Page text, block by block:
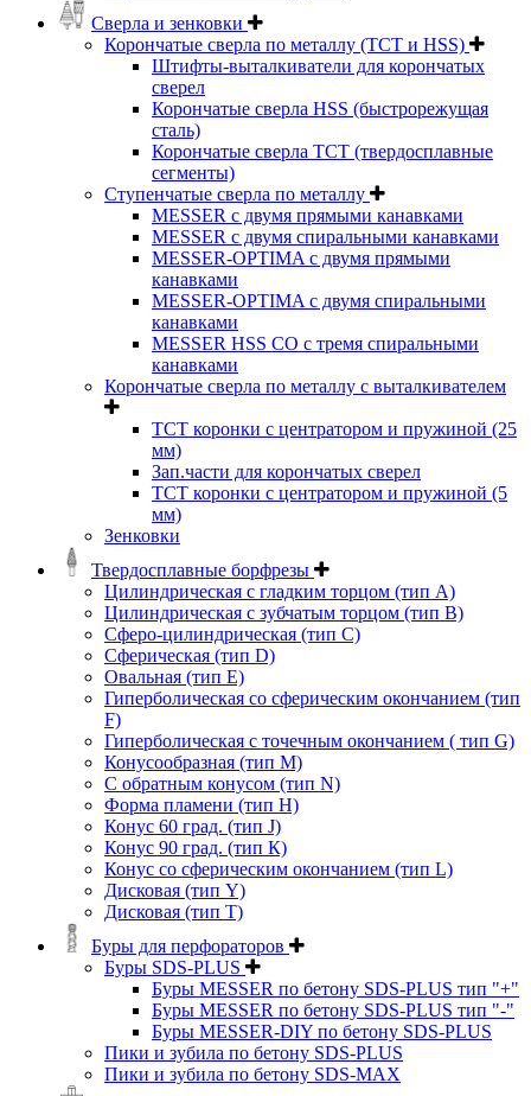
Сверла и зенковки
Корончатые сверла по металлу (TCT и HSS)
Штифты-выталкиватели для корончатых
сверел
Корончатые сверла HSS (быстрорежущая
сталь)
Корончатые сверла TCT (твердосплавные
сегменты)
Ступенчатые сверла по металлу
MESSER с двумя прямыми канавками
MESSER с двумя спиральными канавками
MESSER-OPTIMA с двумя прямыми
канавками
MESSER-OPTIMA с двумя спиральными
канавками
MESSER HSS CО с тремя спиральными
канавками
Корончатые сверла по металлу c выталкивателем
ТСТ коронки с центратором и пружиной (25
мм)
Зап.части для корончатых сверел
ТСТ коронки с центратором и пружиной (5
мм)
Зенковки
Твердосплавные борфрезы
Цилиндрическая с гладким торцом (тип А)
Цилиндрическая с зубчатым торцом (тип В)
Сферо-цилиндрическая (тип С)
Сферическая (тип D)
Овальная (тип Е)
Гиперболическая со сферическим окончанием (тип
F)
Гиперболическая с точечным окончанием ( тип G)
Конусообразная (тип М)
C обратным конусом (тип N)
Форма пламени (тип H)
Конус 60 град. (тип J)
Конус 90 град. (тип К)
Конус со сферическим окончанием (тип L)
Дисковая (тип Y)
Дисковая (тип Т)
Буры для перфораторов
Буры SDS-PLUS
Буры MESSER по бетону SDS-PLUS тип "+"
Буры MESSER по бетону SDS-PLUS тип "-"
Буры MESSER-DIY по бетону SDS-PLUS
Пики и зубила по бетону SDS-PLUS
Пики и зубила по бетону SDS-MAX